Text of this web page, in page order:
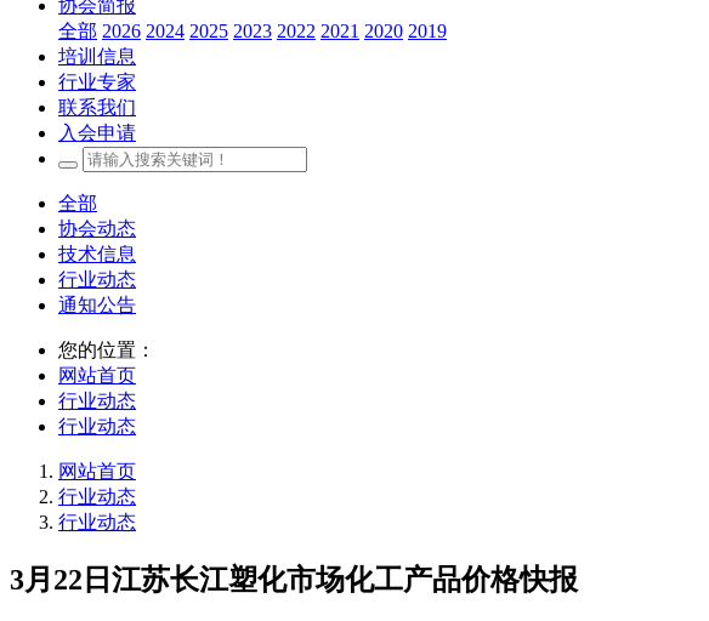
协会简报
全部 2026 2024 2025 2023 2022 2021 2020 2019
培训信息
行业专家
联系我们
入会申请
全部
协会动态
技术信息
行业动态
通知公告
您的位置：
网站首页
行业动态
行业动态
网站首页
行业动态
行业动态
3月22日江苏长江塑化市场化工产品价格快报